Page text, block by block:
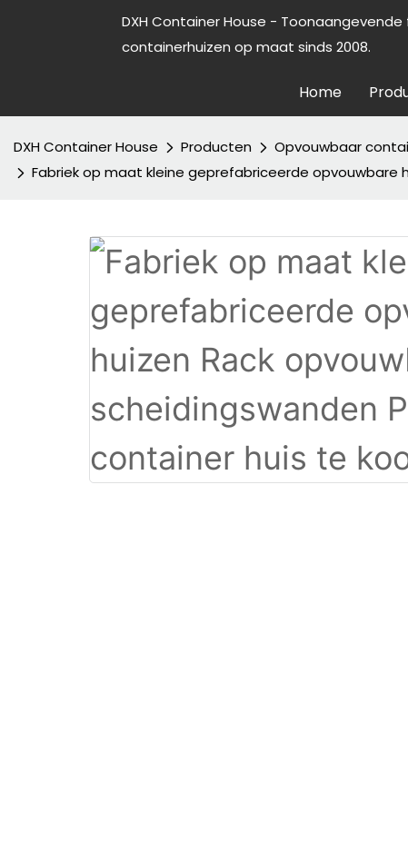
DXH Container House -
containerhuizen op maat sinds 2008.
Home
DXH Container House Producten Opvouwbaar
Fabriek op maat kleine geprefabriceerde opvouwbare